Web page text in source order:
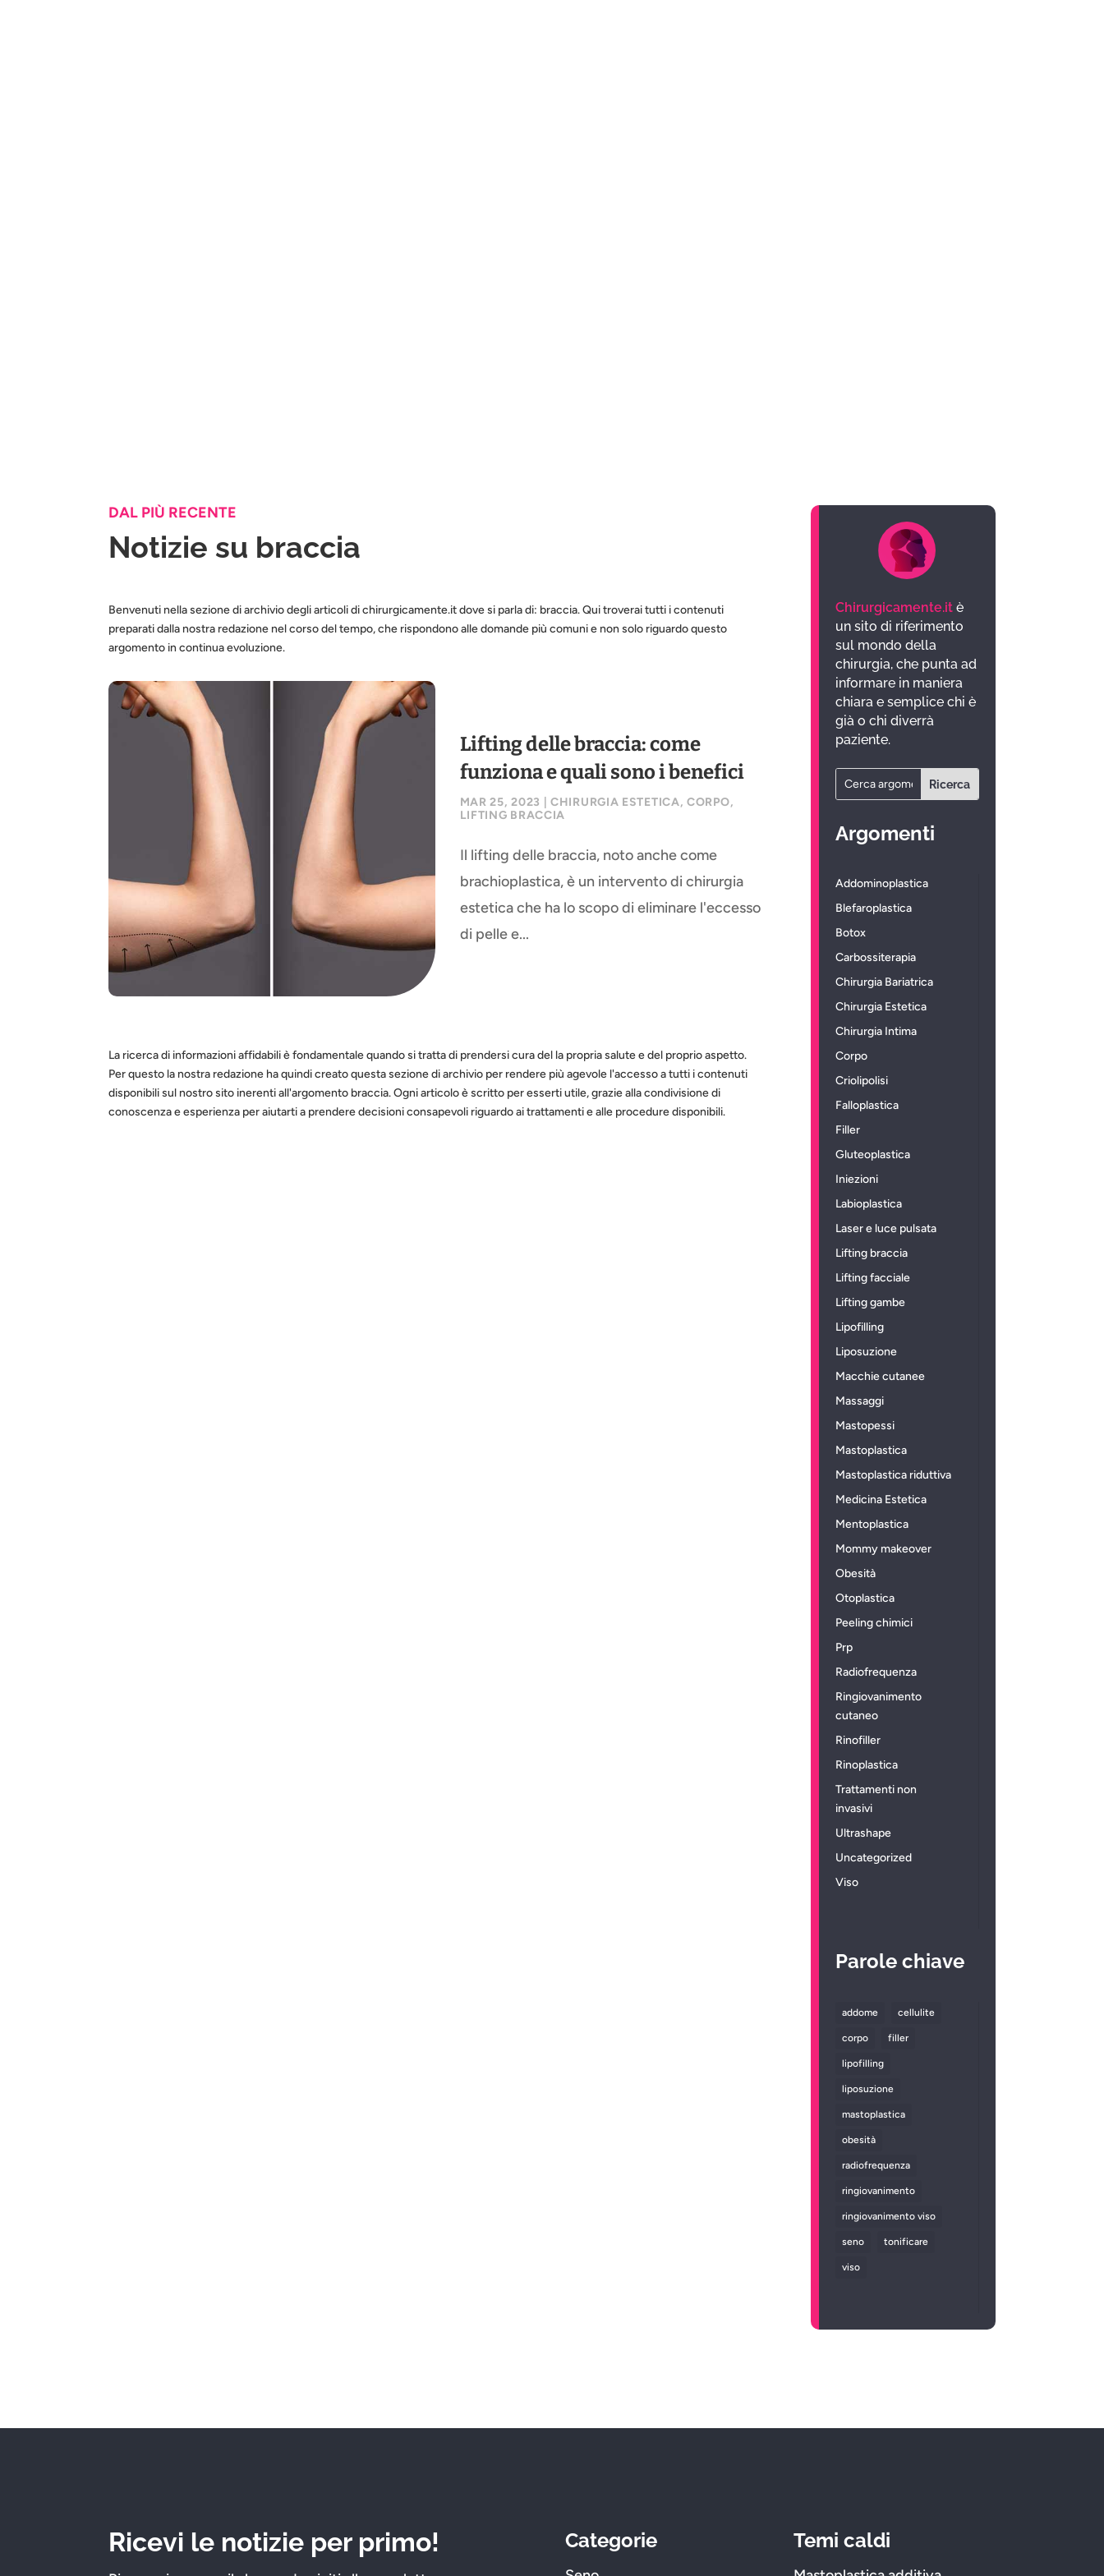
DAL PIÙ RECENTE
Notizie su braccia
Benvenuti nella sezione di archivio degli articoli di chirurgicamente.it dove si parla di: braccia. Qui troverai tutti i contenuti
preparati dalla nostra redazione nel corso del tempo, che rispondono alle domande più comuni e non solo riguardo questo
argomento in continua evoluzione.
Lifting delle braccia: come
funziona e quali sono i benefici
MAR 25, 2023 |CHIRURGIA ESTETICA,CORPO,
LIFTING BRACCIA
Il lifting delle braccia, noto anche come
brachioplastica, è un intervento di chirurgia
estetica che ha lo scopo di eliminare l'eccesso
di pelle e...
La ricerca di informazioni affidabili è fondamentale quando si tratta di prendersi cura del la propria salute e del proprio aspetto.
Per questo la nostra redazione ha quindi creato questa sezione di archivio per rendere più agevole l'accesso a tutti i contenuti
disponibili sul nostro sito inerenti all'argomento braccia. Ogni articolo è scritto per esserti utile, grazie alla condivisione di
conoscenza e esperienza per aiutarti a prendere decisioni consapevoli riguardo ai trattamenti e alle procedure disponibili.
Chirurgicamente.itè
un sito di riferimento
sul mondo della
chirurgia, che punta ad
informare in maniera
chiara e semplice chi è
già o chi diverrà
paziente.
Argomenti
Addominoplastica
Blefaroplastica
Botox
Carbossiterapia
Chirurgia Bariatrica
Chirurgia Estetica
Chirurgia Intima
Corpo
Criolipolisi
Falloplastica
Filler
Gluteoplastica
Iniezioni
Labioplastica
Laser e luce pulsata
Lifting braccia
Lifting facciale
Lifting gambe
Lipofilling
Liposuzione
Macchie cutanee
Massaggi
Mastopessi
Mastoplastica
Mastoplastica riduttiva
Medicina Estetica
Mentoplastica
Mommy makeover
Obesità
Otoplastica
Peeling chimici
Prp
Radiofrequenza
Ringiovanimento
cutaneo
Rinofiller
Rinoplastica
Trattamenti non
invasivi
Ultrashape
Uncategorized
Viso
Parole chiave
addome cellulite
corpo filler
lipofilling
liposuzione
mastoplastica
obesità
radiofrequenza
ringiovanimento
ringiovanimento viso
seno tonificare
viso
Ricevi le notizie per primo! Categorie Temi caldi